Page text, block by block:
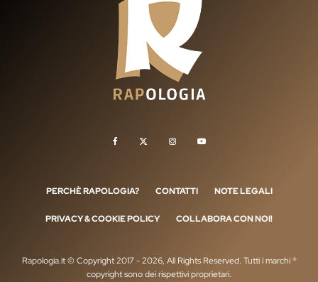
PERCHÈ RAPOLOGIA? CONTATTI NOTE LEGALI
PRIVACY & COOKIE POLICY COLLABORA CON NOI!
Rapologia.it © Copyright 2017 - 2026, All Rights Reserved. Tutti i marchi ®
copyright sono dei rispettivi proprietari.